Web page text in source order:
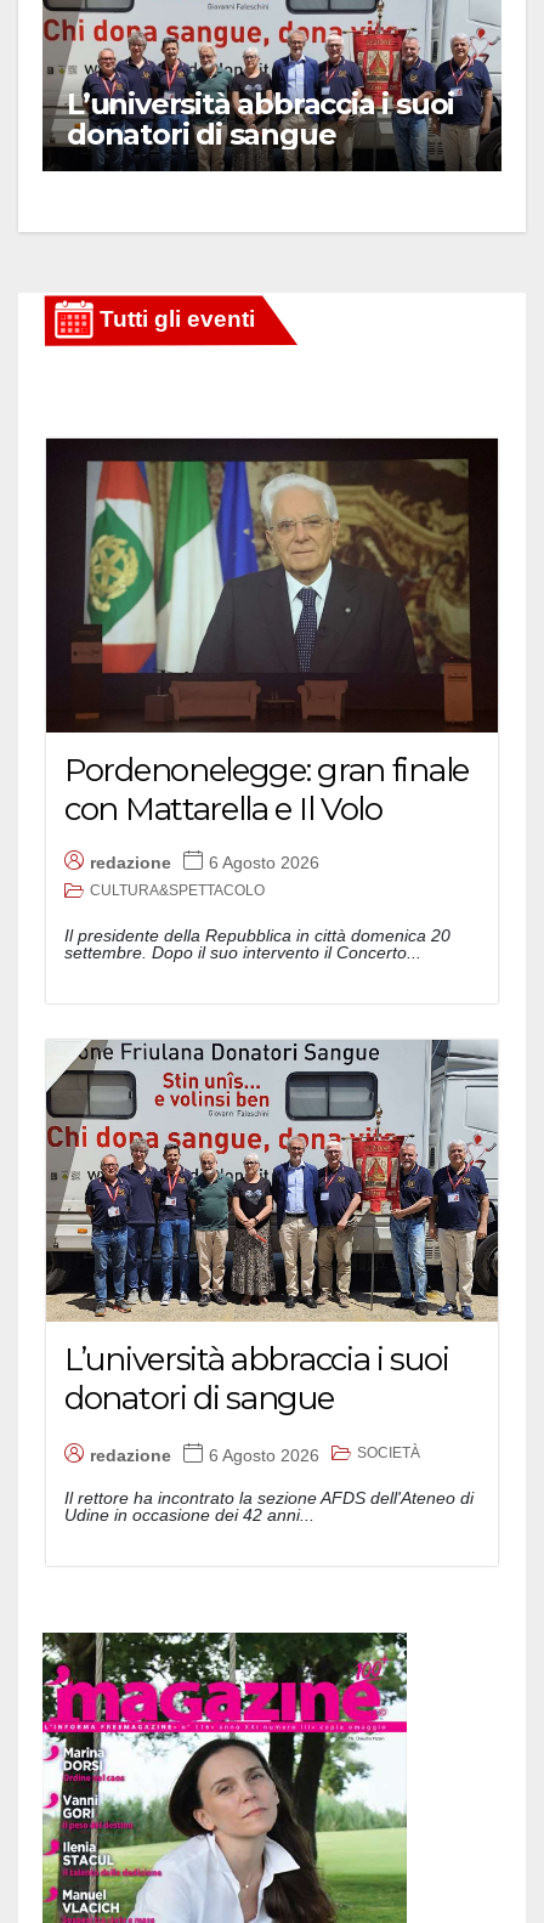
L’università abbraccia i suoi
donatori di sangue
Pordenonelegge: gran finale
con Mattarella e Il Volo
redazione 6 Agosto 2026
CULTURA&SPETTACOLO
Il presidente della Repubblica in città domenica 20
settembre. Dopo il suo intervento il Concerto...
L’università abbraccia i suoi
donatori di sangue
redazione 6 Agosto 2026 SOCIETÀ
Il rettore ha incontrato la sezione AFDS dell'Ateneo di
Udine in occasione dei 42 anni...